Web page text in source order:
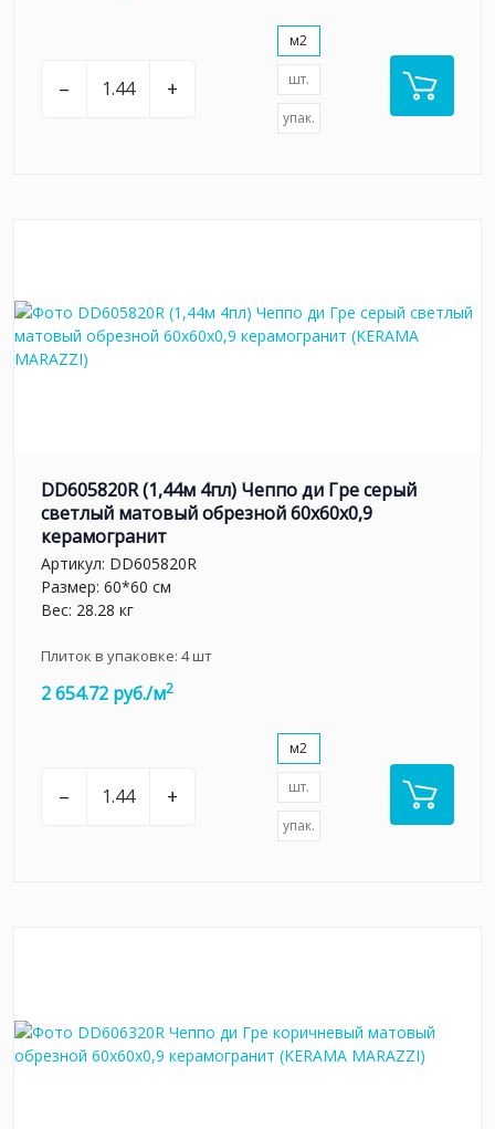
– +
м2
шт.
упак.
DD605820R (1,44м 4пл) Чеппо ди Гре серый
светлый матовый обрезной 60x60x0,9
керамогранит
Артикул: DD605820R
Размер: 60*60 см
Вес: 28.28 кг
Плиток в упаковке: 4шт
2 654.72 руб./м2
– +
м2
шт.
упак.